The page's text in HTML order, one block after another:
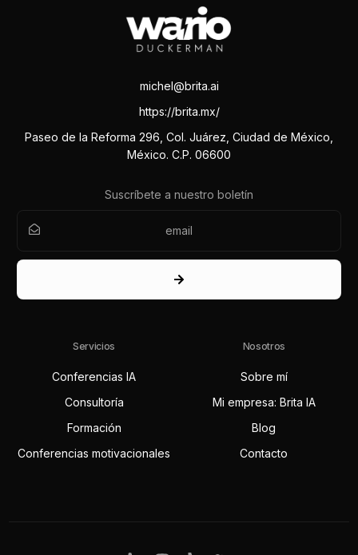
michel@brita.ai
https://brita.mx/
Paseo de la Reforma 296, Col. Juárez, Ciudad de México,
México. C.P. 06600
Suscríbete a nuestro boletín
Servicios
Conferencias IA
Consultoría
Formación
Conferencias motivacionales
Nosotros
Sobre mí
Mi empresa: Brita IA
Blog
Contacto